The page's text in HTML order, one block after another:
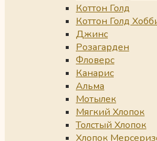
Коттон Голд
Коттон Голд
Джинс
Розагарден
Фловерс
Канарис
Альма
Мотылек
Мягкий Хлопок
Толстый Хлопок
Хлопок